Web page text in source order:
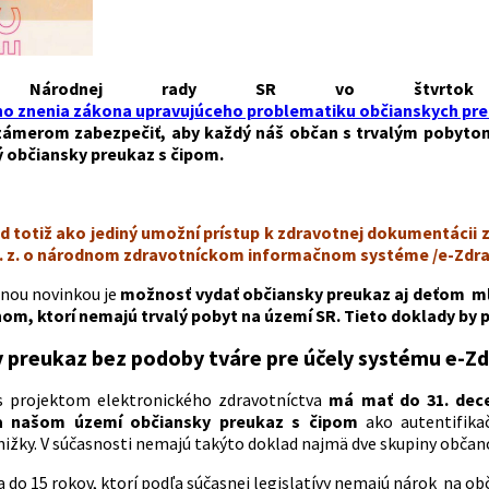
Národnej rady SR vo štvrtok
znenia zákona upravujúceho problematiku občianskych
zabezpečiť, aby každý náš občan s trvalým
preukaz s čipom.
totiž ako jediný umožní prístup k zdravotnej
z. o národnom zdravotníckom informačnom systéme /e-
novinkou je možnosť vydať občiansky preukaz aj deťom
ktorí nemajú trvalý pobyt na území SR. Tieto doklady by
preukaz bez podoby tváre pre účely systému e-
projektom elektronického zdravotníctva má mať do 31.
našom území občiansky preukaz s čipom ako
V súčasnosti nemajú takýto doklad najmä dve skupiny
do 15 rokov, ktorí podľa súčasnej legislatívy nemajú nárok na